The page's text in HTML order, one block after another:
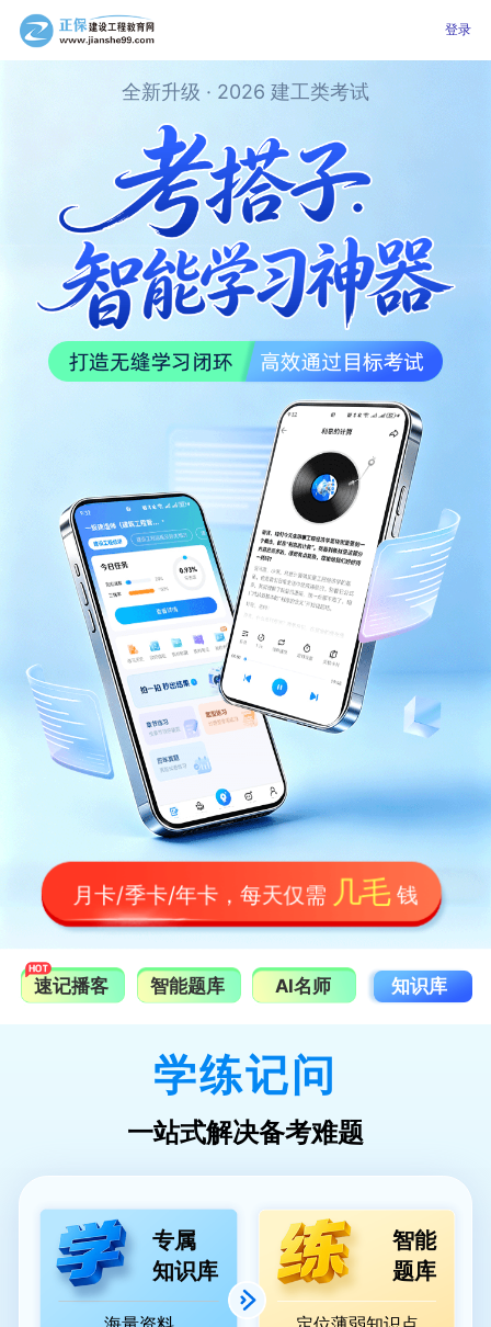
登录
全新升级 · 2026 建工类考试
月卡/季卡/年卡，每天仅需 几毛钱
速记播客 智能题库 AI名师 知识库
学练记问
一站式解决备考难题
专属
知识库
智能
题库